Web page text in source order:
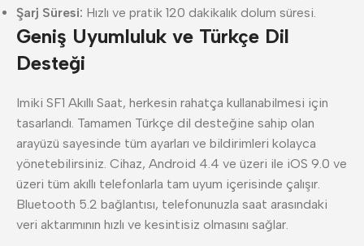
Şarj Süresi: Hızlı ve pratik 120 dakikalık dolum süresi.
Geniş Uyumluluk ve Türkçe Dil
Desteği
Imiki SF1 Akıllı Saat, herkesin rahatça kullanabilmesi için
tasarlandı. Tamamen Türkçe dil desteğine sahip olan
arayüzü sayesinde tüm ayarları ve bildirimleri kolayca
yönetebilirsiniz. Cihaz, Android 4.4 ve üzeri ile iOS 9.0 ve
üzeri tüm akıllı telefonlarla tam uyum içerisinde çalışır.
Bluetooth 5.2 bağlantısı, telefonunuzla saat arasındaki
veri aktarımının hızlı ve kesintisiz olmasını sağlar.